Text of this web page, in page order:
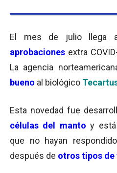
El mes de julio llega
aprobaciones extra
La agencia
bueno al biológico
Esta novedad fue
células del manto y está
que no hayan respondido
después de otros tipos